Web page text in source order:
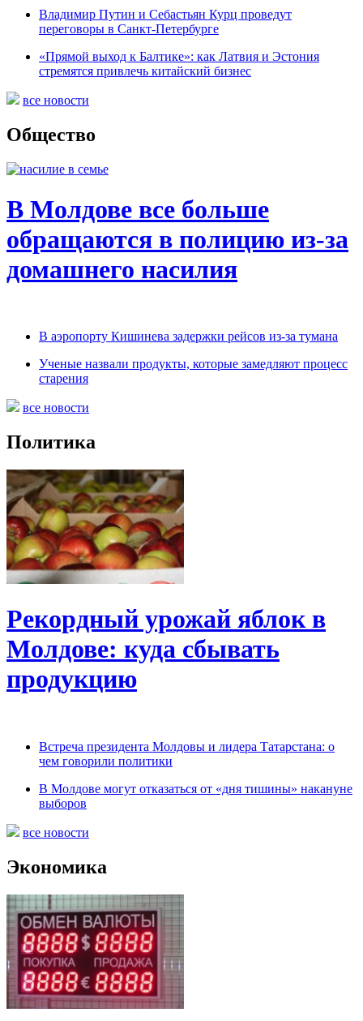
Владимир Путин и Себастьян Курц проведут
переговоры в Санкт-Петербурге
«Прямой выход к Балтике»: как Латвия и Эстония
стремятся привлечь китайский бизнес
все новости
Общество
В Молдове все больше
обращаются в полицию из-за
домашнего насилия
В аэропорту Кишинева задержки рейсов из-за тумана
Ученые назвали продукты, которые замедляют процесс
старения
все новости
Политика
Рекордный урожай яблок в
Молдове: куда сбывать
продукцию
Встреча президента Молдовы и лидера Татарстана: о
чем говорили политики
В Молдове могут отказаться от «дня тишины» накануне
выборов
все новости
Экономика